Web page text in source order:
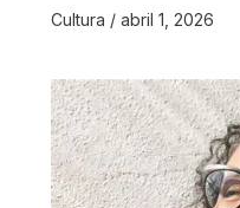
Cultura / abril 1, 2026